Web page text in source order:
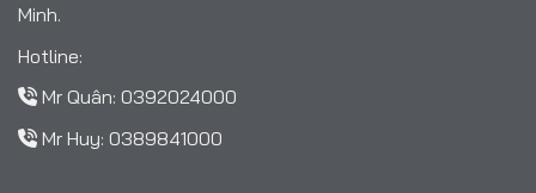
Minh.
Hotline:
Mr Quân: 0392024000
Mr Huy: 0389841000